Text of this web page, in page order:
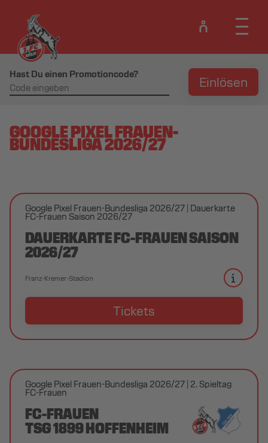
Hast Du einen Promotioncode? Einlösen
GOOGLE PIXEL FRAUEN-
BUNDESLIGA 2026/27
Google Pixel Frauen-Bundesliga 2026/27 Dauerkarte
FC-Frauen Saison 2026/27
DAUERKARTE FC-FRAUEN SAISON
2026/27
Franz-Kremer-Stadion
Tickets
Google Pixel Frauen-Bundesliga 2026/27 2. Spieltag
FC-Frauen
FC-FRAUEN
TSG 1899 HOFFENHEIM